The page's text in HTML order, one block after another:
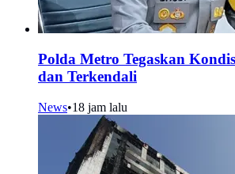
Polda Metro Tegaskan
dan Terkendali
News•18 jam lalu